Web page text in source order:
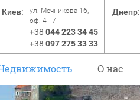
Киев:
ул. Мечникова 16,
оф. 4 - 7
+38 044 223 34 45
+38 097 275 33 33
Днепр:
О нас